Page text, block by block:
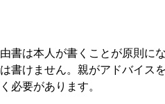
書は本人が書くことが原則に
書けません。親がアドバイス
必要があります。